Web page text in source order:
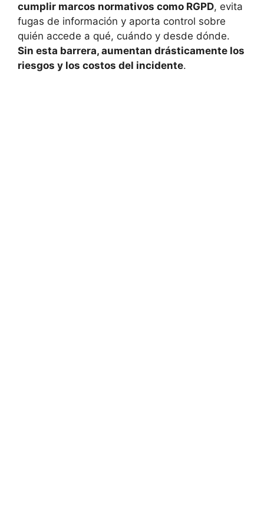
cumplir marcos normativos como RGPD, evita
fugas de información y aporta control sobre
quién accede a qué, cuándo y desde dónde.
Sin esta barrera, aumentan drásticamente los
riesgos y los costos del incidente.